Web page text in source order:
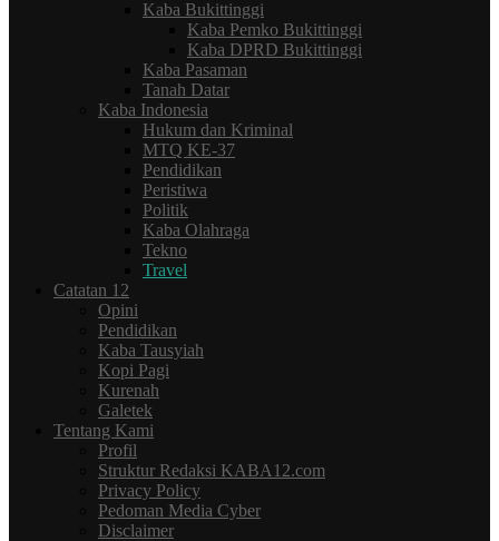
Kaba Bukittinggi
Kaba Pemko Bukittinggi
Kaba DPRD Bukittinggi
Kaba Pasaman
Tanah Datar
Kaba Indonesia
Hukum dan Kriminal
MTQ KE-37
Pendidikan
Peristiwa
Politik
Kaba Olahraga
Tekno
Travel
Catatan 12
Opini
Pendidikan
Kaba Tausyiah
Kopi Pagi
Kurenah
Galetek
Tentang Kami
Profil
Struktur Redaksi KABA12.com
Privacy Policy
Pedoman Media Cyber
Disclaimer